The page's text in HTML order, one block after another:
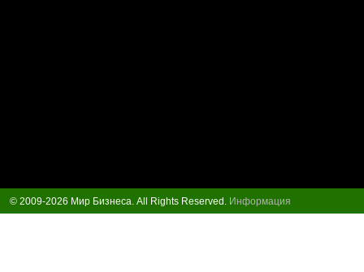
© 2009-2026 Мир Бизнеса. All Rights Reserved. Информация